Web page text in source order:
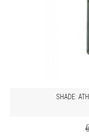
SHADE: